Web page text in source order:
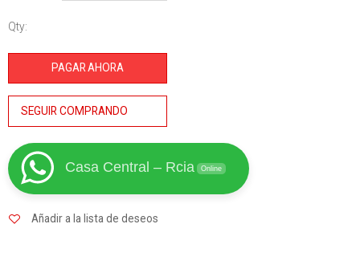
Qty:
Destornillador
Punta
Cónica
cantidad
PAGAR AHORA
SEGUIR COMPRANDO
Casa Central – Rcia Online
Añadir a la lista de deseos